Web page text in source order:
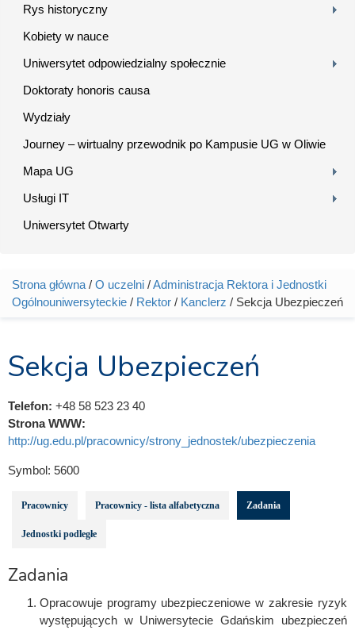
Rys historyczny
Kobiety w nauce
Uniwersytet odpowiedzialny społecznie
Doktoraty honoris causa
Wydziały
Journey – wirtualny przewodnik po Kampusie UG w Oliwie
Mapa UG
Usługi IT
Uniwersytet Otwarty
Jesteś tutaj
Strona główna / O uczelni /Administracja Rektora i Jednostki
Ogólnouniwersyteckie / Rektor / Kanclerz / Sekcja Ubezpieczeń
Sekcja Ubezpieczeń
Telefon: +48 58 523 23 40
Strona WWW:
http://ug.edu.pl/pracownicy/strony_jednostek/ubezpieczenia
Symbol: 5600
Pracownicy Pracownicy - lista alfabetyczna Zadania
Jednostki podległe
Zadania
Opracowuje programy ubezpieczeniowe w zakresie ryzyk
występujących w Uniwersytecie Gdańskim ubezpieczeń